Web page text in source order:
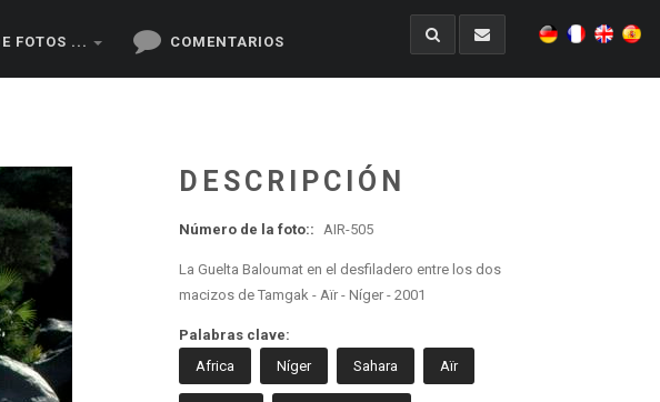
FOTOS ... COMENTARIOS
DESCRIPCIÓN
Número de la foto:: AIR-505
La Guelta Baloumat en el desfiladero entre los dos
macizos de Tamgak - Aïr - Níger - 2001
Palabras clave:
Africa
Níger Sahara Aïr